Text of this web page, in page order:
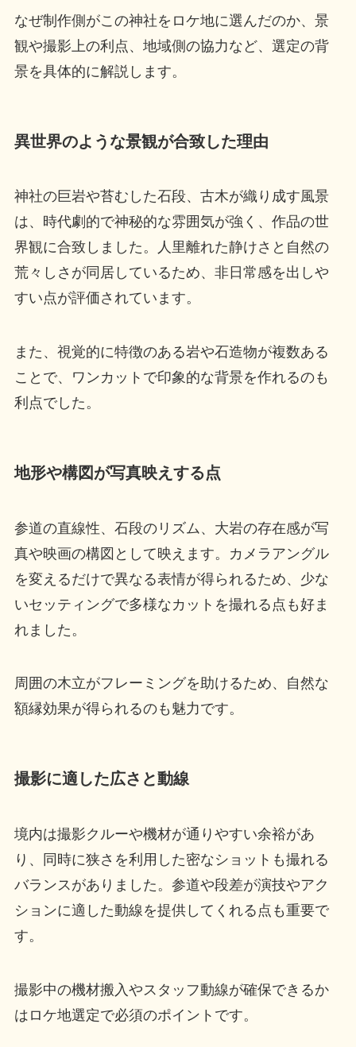
なぜ制作側がこの神社をロケ地に選んだのか、景
観や撮影上の利点、地域側の協力など、選定の背
景を具体的に解説します。
異世界のような景観が合致した理由
神社の巨岩や苔むした石段、古木が織り成す風景
は、時代劇的で神秘的な雰囲気が強く、作品の世
界観に合致しました。人里離れた静けさと自然の
荒々しさが同居しているため、非日常感を出しや
すい点が評価されています。
また、視覚的に特徴のある岩や石造物が複数ある
ことで、ワンカットで印象的な背景を作れるのも
利点でした。
地形や構図が写真映えする点
参道の直線性、石段のリズム、大岩の存在感が写
真や映画の構図として映えます。カメラアングル
を変えるだけで異なる表情が得られるため、少な
いセッティングで多様なカットを撮れる点も好ま
れました。
周囲の木立がフレーミングを助けるため、自然な
額縁効果が得られるのも魅力です。
撮影に適した広さと動線
境内は撮影クルーや機材が通りやすい余裕があ
り、同時に狭さを利用した密なショットも撮れる
バランスがありました。参道や段差が演技やアク
ションに適した動線を提供してくれる点も重要で
す。
撮影中の機材搬入やスタッフ動線が確保できるか
はロケ地選定で必須のポイントです。